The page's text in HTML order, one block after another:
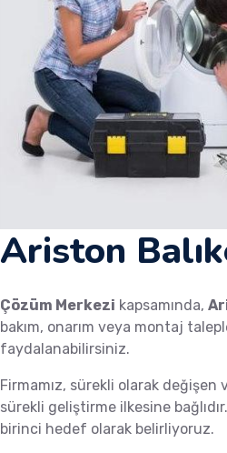
Ariston
Çözüm Merkezi kapsamında,
bakım, onarım veya montaj
faydalanabilirsiniz.
Firmamız, sürekli olarak
sürekli geliştirme ilkesine
birinci hedef olarak belirliyoruz.